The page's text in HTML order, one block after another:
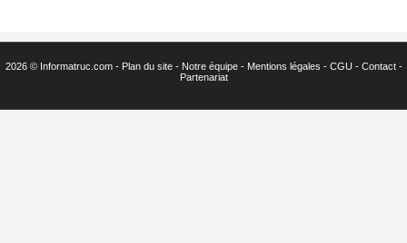
2026 © Informatruc.com - Plan du site- Notre équipe- Mentions légales - CGU - Contact-
Partenariat